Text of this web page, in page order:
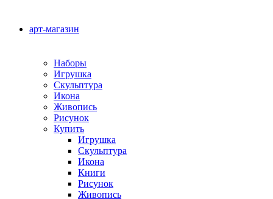
арт-магазин
Наборы
Игрушка
Скульптура
Икона
Живопись
Рисунок
Купить
Игрушка
Скульптура
Икона
Книги
Рисунок
Живопись